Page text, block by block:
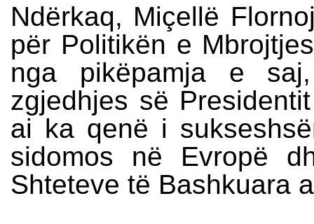
Ndërkaq, Miçellë
për Politikën e
nga pikëpamja e
zgjedhjes së
ai ka qenë i
sidomos në Evropë
Shteteve të Bashkuara